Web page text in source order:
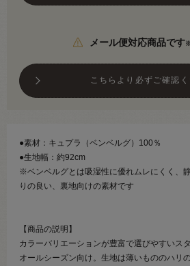
メール便対応商品です
こちらより必ずご確認く
●素材：キュプラ（ベンベルグ）100％
●生地幅：約92cm
※ベンベルグとは吸湿性に優れムレにくく、
りの良い、裏地向けの素材です
【商品の説明】
カラーバリエーションが豊富で選びやすいス
オールシーズン向け。生地は薄いもののハリ